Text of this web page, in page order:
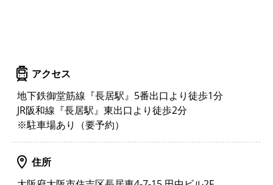
アクセス
地下鉄御堂筋線『長居駅』5番出口より徒歩1分
JR阪和線『長居駅』東出口より徒歩2分
※駐車場あり（要予約）
住所